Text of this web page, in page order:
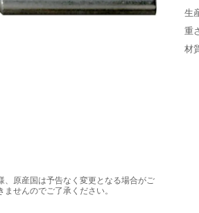
原産国は予告なく変更となる場合がご
せんのでご了承ください。
生
重
材